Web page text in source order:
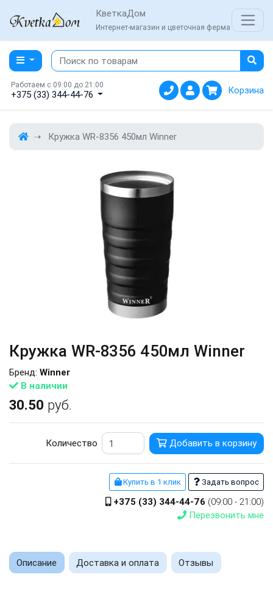
КветкаДом
Интернет-магазин и цветочная ферма
Работаем с 09:00 до 21:00
+375 (33) 344-44-76 Корзина
Кружка WR-8356 450мл Winner
Кружка WR-8356 450мл Winner
В наличии
Бренд: Winner
30.50 руб.
Количество Добавить в корзину
Купить в 1 клик Задать вопрос
+375 (33) 344-44-76 (09:00 - 21:00)
Перезвонить мне
Описание Доставка и оплата Отзывы